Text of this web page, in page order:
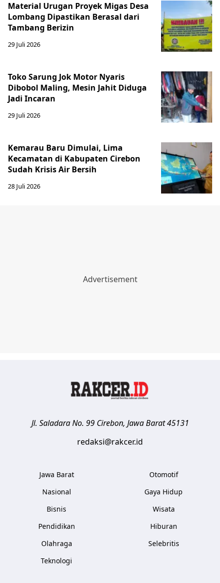
Material Urugan Proyek Migas Desa
Lombang Dipastikan Berasal dari
Tambang Berizin
29 Juli 2026
Toko Sarung Jok Motor Nyaris
Dibobol Maling, Mesin Jahit Diduga
Jadi Incaran
29 Juli 2026
Kemarau Baru Dimulai, Lima
Kecamatan di Kabupaten Cirebon
Sudah Krisis Air Bersih
28 Juli 2026
Jl. Saladara No. 99 Cirebon, Jawa Barat 45131
redaksi@rakcer.id
Jawa Barat
Nasional
Bisnis
Pendidikan
Olahraga
Teknologi
Otomotif
Gaya Hidup
Wisata
Hiburan
Selebritis